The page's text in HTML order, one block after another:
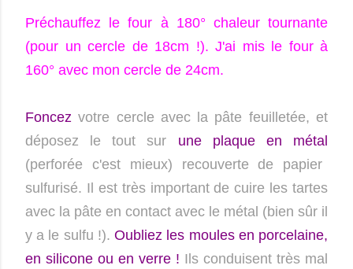
Préchauffez le four à 180° chaleur tournante
(pour un cercle de 18cm !). J'ai mis le four à
160° avec mon cercle de 24cm.
Foncezvotre cercle avec la pâte feuilletée, et
déposez le tout sur une plaque en métal
(perforée c'est mieux) recouverte de papier
sulfurisé. Il est très important de cuire les tartes
avec la pâte en contact avec le métal (bien sûr il
y a le sulfu !).Oubliez les moules en porcelaine,
en silicone ou en verre ! Ils conduisent très mal